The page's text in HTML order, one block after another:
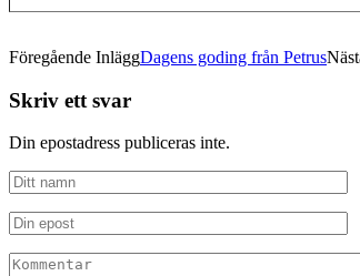
Föregående InläggDagens goding från Petrus
Skriv ett svar
Din epostadress publiceras inte.